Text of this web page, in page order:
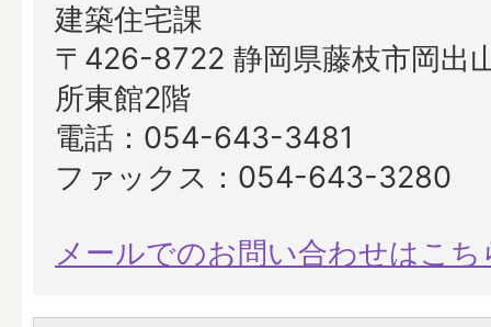
建築住宅課
〒426-8722 静岡県藤枝市岡出
所東館2階
電話：054-643-3481
ファックス：054-643-3280
メールでのお問い合わせはこち